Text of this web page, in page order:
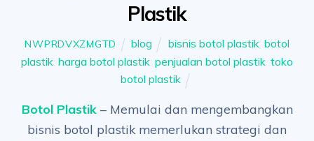
Plastik
NWPRDVXZMGTD blog bisnis botol plastik, botol
plastik harga botol plastik penjualan botol plastik toko
botol plastik
Botol Plastik– Memulai dan mengembangkan
bisnis botol plastik memerlukan strategi dan